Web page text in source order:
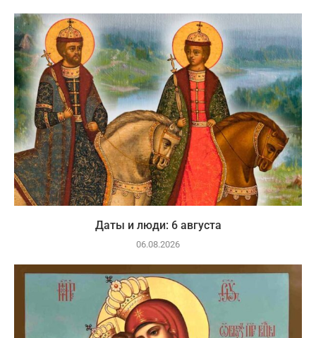
Даты и люди: 6 августа
06.08.2026